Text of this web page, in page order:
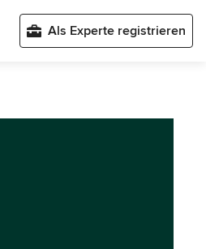
Als Experte registrieren